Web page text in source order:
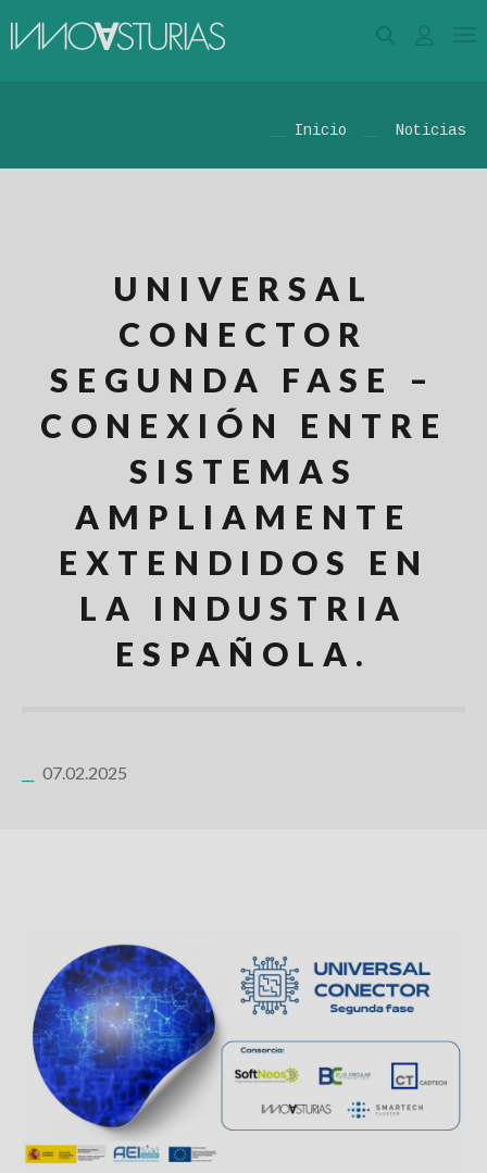
Inicio Noticias
UNIVERSAL
CONECTOR
SEGUNDA FASE –
CONEXIÓN ENTRE
SISTEMAS
AMPLIAMENTE
EXTENDIDOS EN
LA INDUSTRIA
ESPAÑOLA.
07.02.2025